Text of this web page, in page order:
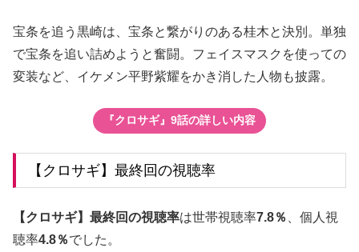
宝条を追う黒崎は、宝条と繋がりのある桂木と決別。単独
で宝条を追い詰めようと奮闘。フェイスマスクを使っての
変装など、イケメン平野紫耀をかき消した人物も披露。
『クロサギ』9話の詳しい内容
【クロサギ】最終回の視聴率
【クロサギ】最終回の視聴率は世帯視聴率7.8％
、個人視
聴率4.8％でした。